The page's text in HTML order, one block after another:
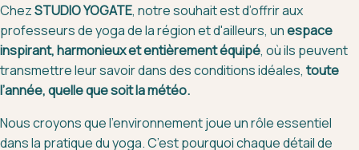
ChezSTUDIO YOGATE, notre souhait est d’offrir aux
professeurs de yoga de la région et d'ailleurs, unespace
inspirant, harmonieux et entièrement équipé, où ils peuvent
transmettre leur savoir dans des conditions idéales, toute
l’année, quelle que soit la météo.
Nous croyons que l’environnement joue un rôle essentiel
dans la pratique du yoga. C’est pourquoi chaque détail de